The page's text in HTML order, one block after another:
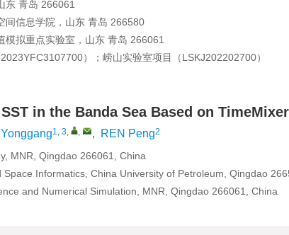
东 青岛 266061
间信息学院，山东 青岛 266580
模拟重点实验室，山东 青岛 266061
2023YFC3107700）；崂山实验室项目（LSKJ202202700）
in the Banda Sea Based on TimeMixer
1, 3, , , REN Peng2
MNR, Qingdao 266061, China
Informatics, China University of Petroleum, Qingdao
and Numerical Simulation, MNR, Qingdao 266061, China